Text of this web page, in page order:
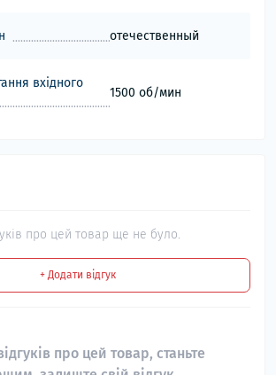
отечественный
вхідного
1500 об/мин
про цей товар ще не було.
+ Додати відгук
про цей товар, станьте